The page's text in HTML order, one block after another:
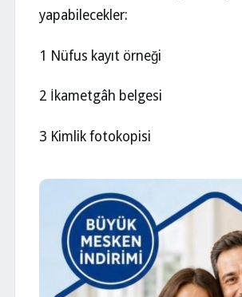
yapabilecekler:
1 Nüfus kayıt örneği
2 İkametgâh belgesi
3 Kimlik fotokopisi